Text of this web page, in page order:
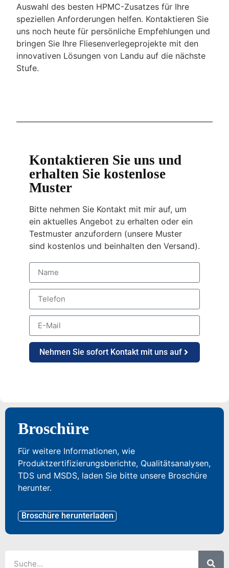
Auswahl des besten HPMC-Zusatzes für Ihre
speziellen Anforderungen helfen. Kontaktieren Sie
uns noch heute für persönliche Empfehlungen und
bringen Sie Ihre Fliesenverlegeprojekte mit den
innovativen Lösungen von Landu auf die nächste
Stufe.
Kontaktieren Sie uns und
erhalten Sie kostenlose
Muster
Bitte nehmen Sie Kontakt mit mir auf, um
ein aktuelles Angebot zu erhalten oder ein
Testmuster anzufordern (unsere Muster
sind kostenlos und beinhalten den Versand).
Nehmen Sie sofort Kontakt mit uns auf
Broschüre
Für weitere Informationen, wie
Produktzertifizierungsberichte, Qualitätsanalysen,
TDS und MSDS, laden Sie bitte unsere Broschüre
herunter.
Broschüre herunterladen